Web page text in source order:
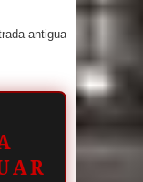
antigua